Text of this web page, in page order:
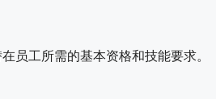
员工所需的基本资格和技能要求。